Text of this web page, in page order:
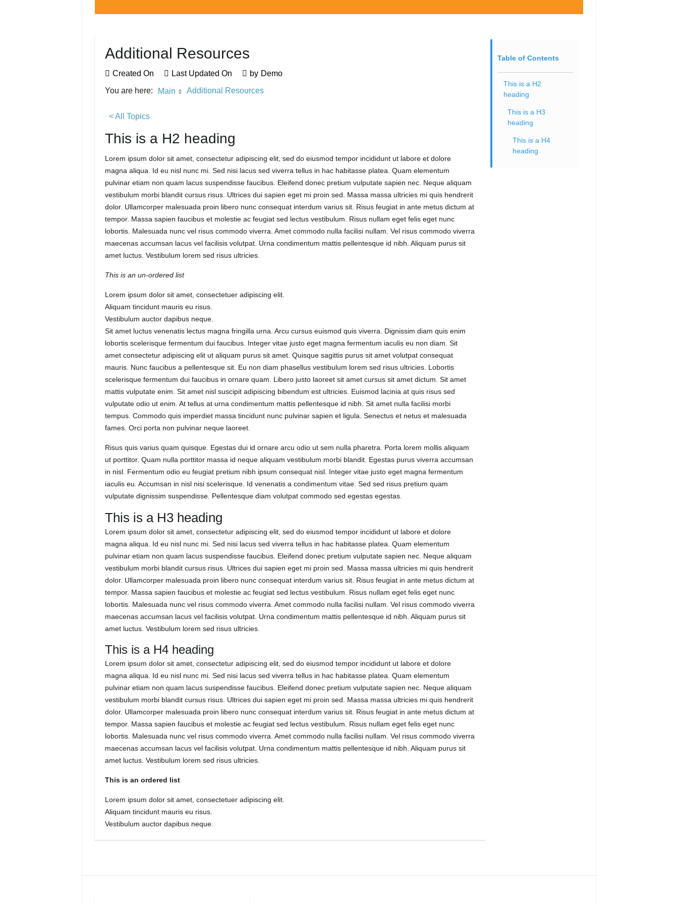
Additional Resources
Created On Last Updated On by Demo
You are here:
Main Additional Resources
< All Topics
This is a H2 heading
Lorem ipsum dolor sit amet, consectetur adipiscing elit, sed do eiusmod tempor incididunt ut labore et dolore
magna aliqua. Id eu nisl nunc mi. Sed nisi lacus sed viverra tellus in hac habitasse platea. Quam elementum
pulvinar etiam non quam lacus suspendisse faucibus. Eleifend donec pretium vulputate sapien nec. Neque aliquam
vestibulum morbi blandit cursus risus. Ultrices dui sapien eget mi proin sed. Massa massa ultricies mi quis hendrerit
dolor. Ullamcorper malesuada proin libero nunc consequat interdum varius sit. Risus feugiat in ante metus dictum at
tempor. Massa sapien faucibus et molestie ac feugiat sed lectus vestibulum. Risus nullam eget felis eget nunc
lobortis. Malesuada nunc vel risus commodo viverra. Amet commodo nulla facilisi nullam. Vel risus commodo viverra
maecenas accumsan lacus vel facilisis volutpat. Urna condimentum mattis pellentesque id nibh. Aliquam purus sit
amet luctus. Vestibulum lorem sed risus ultricies.
This is an un-ordered list
Lorem ipsum dolor sit amet, consectetuer adipiscing elit.
Aliquam tincidunt mauris eu risus.
Vestibulum auctor dapibus neque.
Sit amet luctus venenatis lectus magna fringilla urna. Arcu cursus euismod quis viverra. Dignissim diam quis enim
lobortis scelerisque fermentum dui faucibus. Integer vitae justo eget magna fermentum iaculis eu non diam. Sit
amet consectetur adipiscing elit ut aliquam purus sit amet. Quisque sagittis purus sit amet volutpat consequat
mauris. Nunc faucibus a pellentesque sit. Eu non diam phasellus vestibulum lorem sed risus ultricies. Lobortis
scelerisque fermentum dui faucibus in ornare quam. Libero justo laoreet sit amet cursus sit amet dictum. Sit amet
mattis vulputate enim. Sit amet nisl suscipit adipiscing bibendum est ultricies. Euismod lacinia at quis risus sed
vulputate odio ut enim. At tellus at urna condimentum mattis pellentesque id nibh. Sit amet nulla facilisi morbi
tempus. Commodo quis imperdiet massa tincidunt nunc pulvinar sapien et ligula. Senectus et netus et malesuada
fames. Orci porta non pulvinar neque laoreet.
Risus quis varius quam quisque. Egestas dui id ornare arcu odio ut sem nulla pharetra. Porta lorem mollis aliquam
ut porttitor. Quam nulla porttitor massa id neque aliquam vestibulum morbi blandit. Egestas purus viverra accumsan
in nisl. Fermentum odio eu feugiat pretium nibh ipsum consequat nisl. Integer vitae justo eget magna fermentum
iaculis eu. Accumsan in nisl nisi scelerisque. Id venenatis a condimentum vitae. Sed sed risus pretium quam
vulputate dignissim suspendisse. Pellentesque diam volutpat commodo sed egestas egestas.
This is a H3 heading
Lorem ipsum dolor sit amet, consectetur adipiscing elit, sed do eiusmod tempor incididunt ut labore et dolore
magna aliqua. Id eu nisl nunc mi. Sed nisi lacus sed viverra tellus in hac habitasse platea. Quam elementum
pulvinar etiam non quam lacus suspendisse faucibus. Eleifend donec pretium vulputate sapien nec. Neque aliquam
vestibulum morbi blandit cursus risus. Ultrices dui sapien eget mi proin sed. Massa massa ultricies mi quis hendrerit
dolor. Ullamcorper malesuada proin libero nunc consequat interdum varius sit. Risus feugiat in ante metus dictum at
tempor. Massa sapien faucibus et molestie ac feugiat sed lectus vestibulum. Risus nullam eget felis eget nunc
lobortis. Malesuada nunc vel risus commodo viverra. Amet commodo nulla facilisi nullam. Vel risus commodo viverra
maecenas accumsan lacus vel facilisis volutpat. Urna condimentum mattis pellentesque id nibh. Aliquam purus sit
amet luctus. Vestibulum lorem sed risus ultricies.
This is a H4 heading
Lorem ipsum dolor sit amet, consectetur adipiscing elit, sed do eiusmod tempor incididunt ut labore et dolore
magna aliqua. Id eu nisl nunc mi. Sed nisi lacus sed viverra tellus in hac habitasse platea. Quam elementum
pulvinar etiam non quam lacus suspendisse faucibus. Eleifend donec pretium vulputate sapien nec. Neque aliquam
vestibulum morbi blandit cursus risus. Ultrices dui sapien eget mi proin sed. Massa massa ultricies mi quis hendrerit
dolor. Ullamcorper malesuada proin libero nunc consequat interdum varius sit. Risus feugiat in ante metus dictum at
tempor. Massa sapien faucibus et molestie ac feugiat sed lectus vestibulum. Risus nullam eget felis eget nunc
lobortis. Malesuada nunc vel risus commodo viverra. Amet commodo nulla facilisi nullam. Vel risus commodo viverra
maecenas accumsan lacus vel facilisis volutpat. Urna condimentum mattis pellentesque id nibh. Aliquam purus sit
amet luctus. Vestibulum lorem sed risus ultricies.
This is an ordered list
Lorem ipsum dolor sit amet, consectetuer adipiscing elit.
Aliquam tincidunt mauris eu risus.
Vestibulum auctor dapibus neque.
Table of Contents
This is a H2
heading
This is a H3
heading
This is a H4
heading